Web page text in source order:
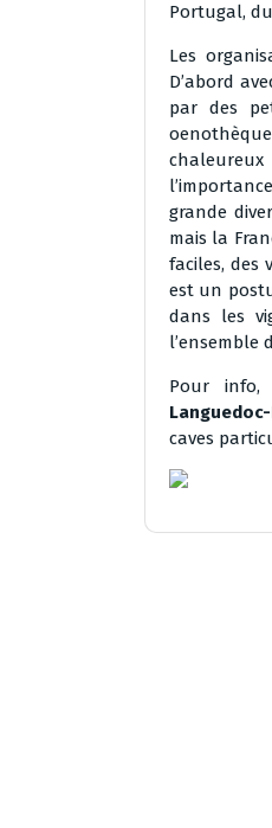
Portugal,
Les
D’abord
par des
grande
mais la
faciles, des
est un
dans les
l’ensemble
Pour info,
caves